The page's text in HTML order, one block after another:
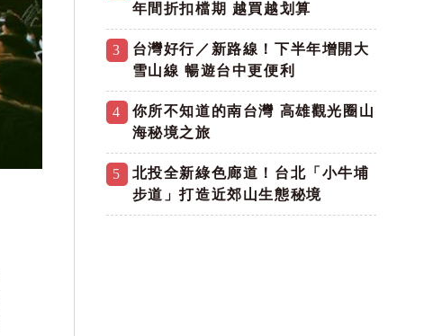
年間折扣檔期 越買越划算
3
台灣好行／新路線！下半年增開大
雪山線 暢遊台中更便利
4
你所不知道的南台灣 高雄觀光圈山
海秘境之旅
5
北投全新綠色廊道！台北「小牛埔
步道」打造近郊山生態秘境